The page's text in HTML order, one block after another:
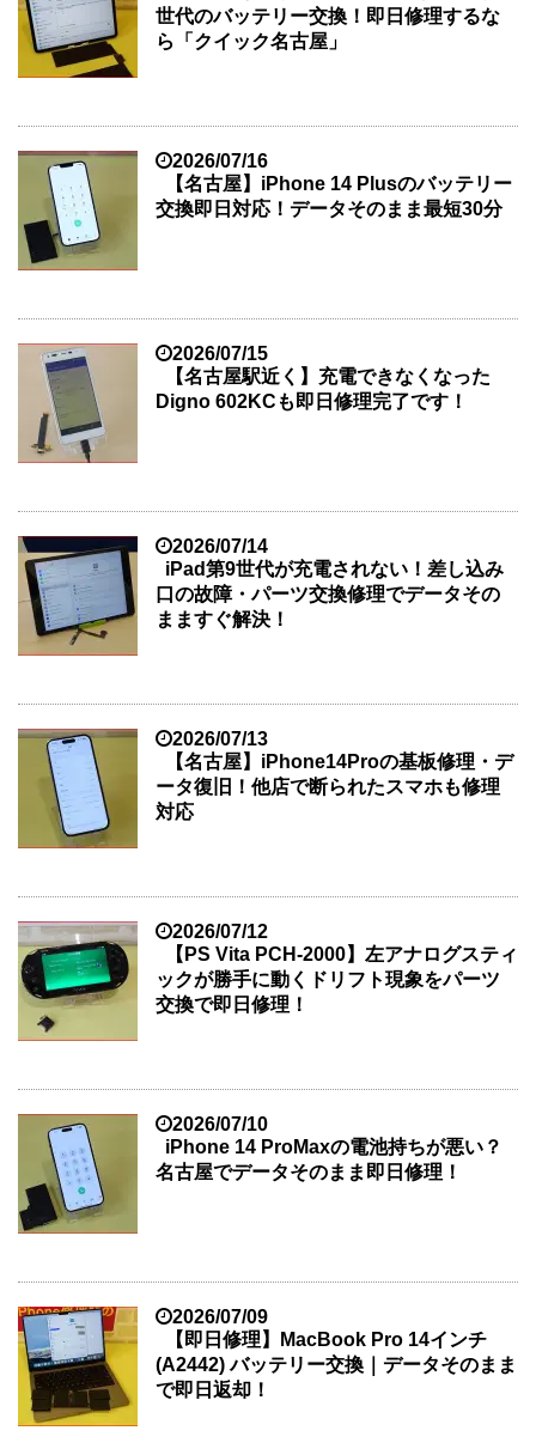
世代のバッテリー交換！即日修理するな
ら「クイック名古屋」
2026/07/16
【名古屋】iPhone 14 Plusのバッテリー
交換即日対応！データそのまま最短30分
2026/07/15
【名古屋駅近く】充電できなくなった
Digno 602KCも即日修理完了です！
2026/07/14
iPad第9世代が充電されない！差し込み
口の故障・パーツ交換修理でデータその
まますぐ解決！
2026/07/13
【名古屋】iPhone14Proの基板修理・デ
ータ復旧！他店で断られたスマホも修理
対応
2026/07/12
【PS Vita PCH-2000】左アナログスティ
ックが勝手に動くドリフト現象をパーツ
交換で即日修理！
2026/07/10
iPhone 14 ProMaxの電池持ちが悪い？
名古屋でデータそのまま即日修理！
2026/07/09
【即日修理】MacBook Pro 14インチ
(A2442) バッテリー交換｜データそのまま
で即日返却！